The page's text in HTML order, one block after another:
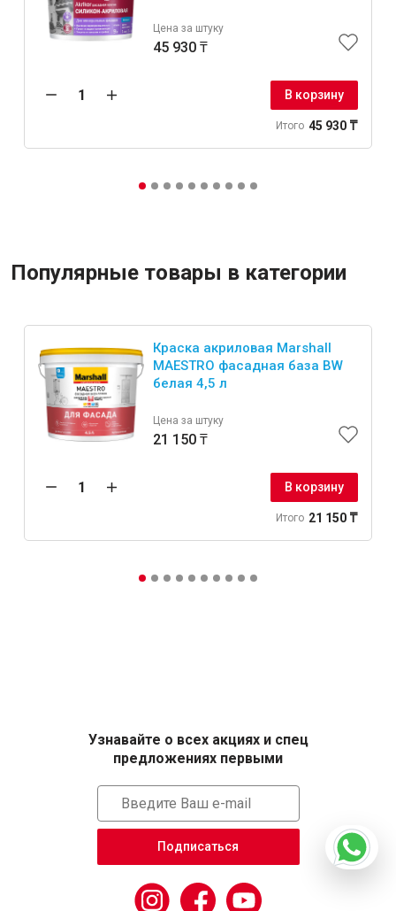
Цена за штуку
45 930 ₸
В корзину
Итого 45 930 ₸
Популярные товары в категории
Краска акриловая Marshall
MAESTRO фасадная база BW
белая 4,5 л
Цена за штуку
21 150 ₸
В корзину
Итого 21 150 ₸
Узнавайте о всех акциях и спец
предложениях первыми
Подписаться